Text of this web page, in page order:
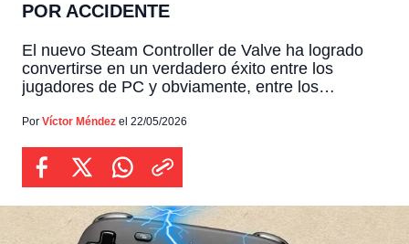
POR ACCIDENTE
El nuevo Steam Controller de Valve ha logrado
convertirse en un verdadero éxito entre los
jugadores de PC y obviamente, entre los
todo esto gracias a sus grandes funciones, a
restricciones en su sistema. Como ocurre con
muchos mandos […]
Por Víctor Méndez el 22/05/2026